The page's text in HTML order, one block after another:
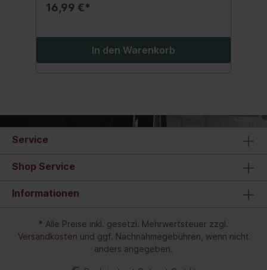
16,99 €*
In den Warenkorb
Service
Shop Service
Informationen
* Alle Preise inkl. gesetzl. Mehrwertsteuer zzgl.
Versandkosten und ggf. Nachnahmegebühren, wenn nicht
anders angegeben.